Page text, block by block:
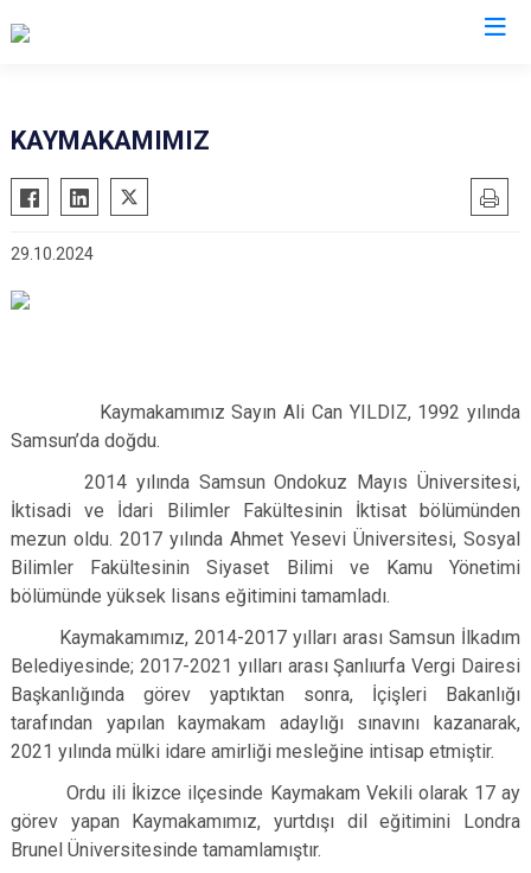
Ahırlı
Akören
Akşehir
Altınekin
Cihanbeyli
Derbent
Derebucak
Hüyük
Kadınhanı
Karapınar
Karatay
Tuzlukçu
Yunak
KAYMAKAMIMIZ
29.10.2024
Kaymakamımız Sayın Ali Can YILDIZ, 1992 yılında
Samsun’da doğdu.
2014 yılında Samsun Ondokuz Mayıs Üniversitesi,
İktisadi ve İdari Bilimler Fakültesinin İktisat bölümünden
mezun oldu. 2017 yılında Ahmet Yesevi Üniversitesi, Sosyal
Bilimler Fakültesinin Siyaset Bilimi ve Kamu Yönetimi
bölümünde yüksek lisans eğitimini tamamladı.
Kaymakamımız, 2014-2017 yılları arası Samsun İlkadım
Belediyesinde; 2017-2021 yılları arası Şanlıurfa Vergi Dairesi
Başkanlığında görev yaptıktan sonra, İçişleri Bakanlığı
tarafından yapılan kaymakam adaylığı sınavını kazanarak,
2021 yılında mülki idare amirliği mesleğine intisap etmiştir.
Ordu ili İkizce ilçesinde Kaymakam Vekili olarak 17 ay
görev yapan Kaymakamımız, yurtdışı dil eğitimini Londra
Brunel Üniversitesinde tamamlamıştır.